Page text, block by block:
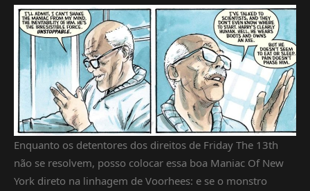
Enquanto os detentores dos direitos de Friday The 13th
não se resolvem, posso colocar essa boa Maniac Of New
York direto na linhagem de Voorhees: e se o monstro